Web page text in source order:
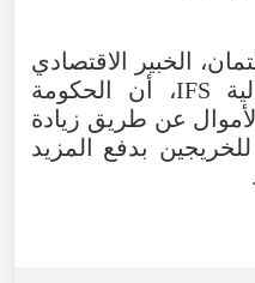
الخبير الاقتصادي
في معهد الخدمات المالية IFS، أن الحكومة
عن طريق زيادة
بدفع المزيد